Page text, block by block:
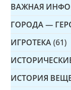
ВАЖНАЯ
ГОРОДА —
ИГРОТЕКА (61)
ИСТОРИЯ